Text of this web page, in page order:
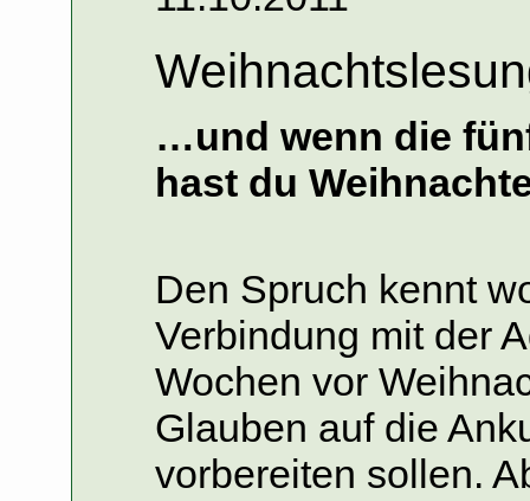
…und wenn die
hast du
Den Spruch kennt
Verbindung mit der
Wochen vor
Glauben auf die
vorbereiten sollen.